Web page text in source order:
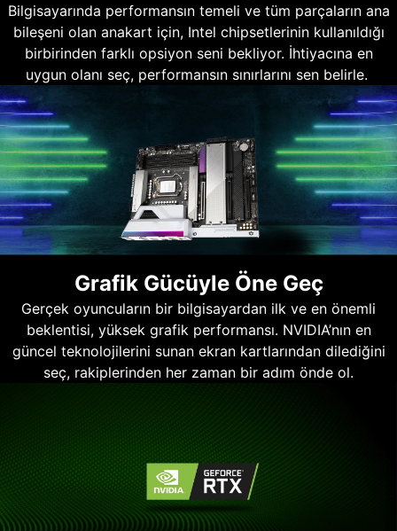
Bilgisayarında performansın temeli ve tüm parçaların ana
bileşeni olan anakart için, Intel chipsetlerinin kullanıldığı
birbirinden farklı opsiyon seni bekliyor. İhtiyacına en
uygun olanı seç, performansın sınırlarını sen belirle.
Grafik Gücüyle Öne Geç
Gerçek oyuncuların bir bilgisayardan ilk ve en önemli
beklentisi, yüksek grafik performansı. NVIDIA’nın en
güncel teknolojilerini sunan ekran kartlarından dilediğini
seç, rakiplerinden her zaman bir adım önde ol.